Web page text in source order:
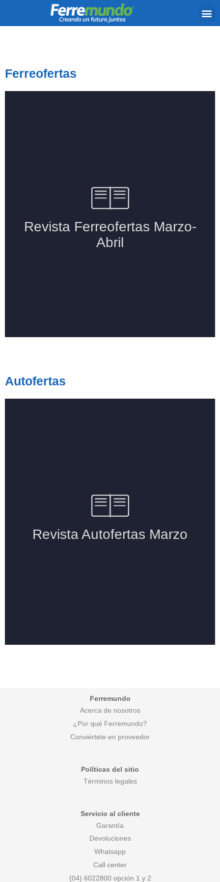
Ferreofertas
Autofertas
Ferremundo
Acerca de nosotros
¿Por qué Ferremundo?
Conviértete en proveedor
Políticas del sitio
Términos legales
Servicio al cliente
Garantía
Devoluciones
Whatsapp
Call center
(04) 6022800 opción 1 y 2